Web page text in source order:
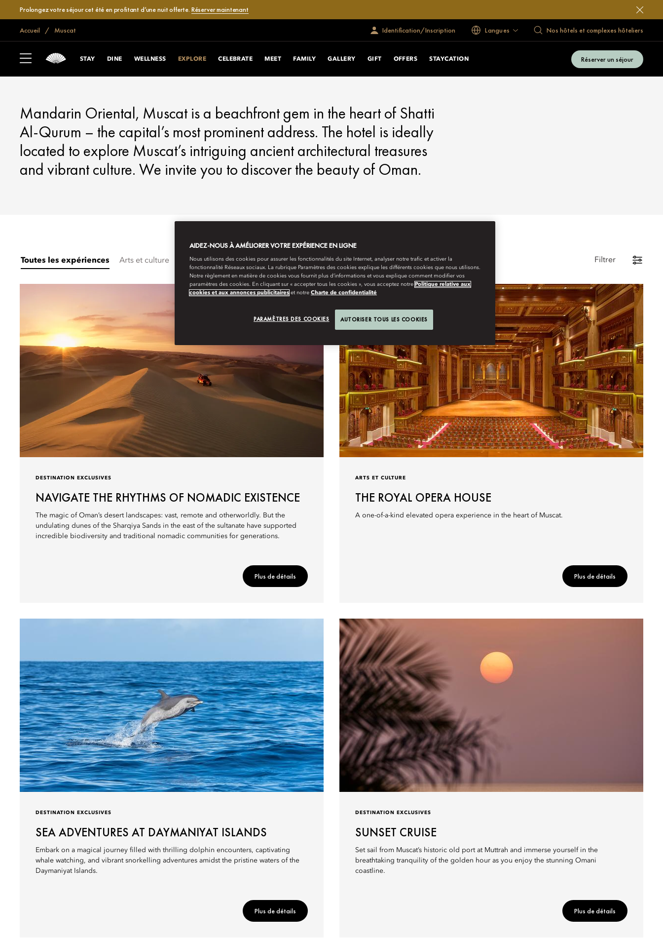
Prolongez votre séjour cet été en profitant d’une nuit offerte. Réserver maintenant
Accueil Muscat Identification/Inscription Langues Nos hôtels et complexes hôteliers
STAY DINE WELLNESS EXPLORE CELEBRATE MEET FAMILY GALLERY GIFT OFFERS STAYCATION Réserver un séjour
MUSCAT
EXPLORE
Mandarin Oriental, Muscat is a beachfront gem in the heart of Shatti
Al-Qurum – the capital’s most prominent address. The hotel is ideally
located to explore Muscat’s intriguing ancient architectural treasures
and vibrant culture. We invite you to discover the beauty of Oman.
Toutes les expériences Arts et culture Destination Exclusives Filtrer
DESTINATION EXCLUSIVES
NAVIGATE THE RHYTHMS OF NOMADIC EXISTENCE
The magic of Oman’s desert landscapes: vast, remote and otherworldly. But the
undulating dunes of the Sharqiya Sands in the east of the sultanate have supported
incredible biodiversity and traditional nomadic communities for generations.
Plus de détails
ARTS ET CULTURE
THE ROYAL OPERA HOUSE
A one-of-a-kind elevated opera experience in the heart of Muscat.
Plus de détails
DESTINATION EXCLUSIVES
SEA ADVENTURES AT DAYMANIYAT ISLANDS
Embark on a magical journey filled with thrilling dolphin encounters, captivating
whale watching, and vibrant snorkelling adventures amidst the pristine waters of the
Daymaniyat Islands.
Plus de détails
DESTINATION EXCLUSIVES
SUNSET CRUISE
Set sail from Muscat’s historic old port at Muttrah and immerse yourself in the
breathtaking tranquility of the golden hour as you enjoy the stunning Omani
coastline.
Plus de détails
AIDEZ-NOUS À AMÉLIORER VOTRE EXPÉRIENCE EN LIGNE
Nous utilisons des cookies pour assurer les fonctionnalités du site Internet, analyser notre trafic et activer la
fonctionnalité Réseaux sociaux. La rubrique Paramètres des cookies explique les différents cookies que nous utilisons.
Notre règlement en matière de cookies vous fournit plus d’informations et vous explique comment modifier vos
paramètres des cookies. En cliquant sur « accepter tous les cookies », vous acceptez notre Politique relative aux
cookies et aux annonces publicitaires et notre Charte de confidentialité
PARAMÈTRES DES COOKIES AUTORISER TOUS LES COOKIES